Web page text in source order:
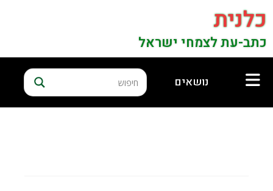
כלנית
כתב-עת לצמחי ישראל
נושאים